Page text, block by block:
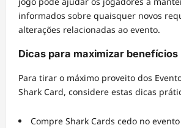
informados sobre quaisquer novos
alterações relacionadas ao evento.
Dicas para maximizar benefícios
Para tirar o máximo proveito dos
Shark Card, considere estas dicas
Compre Shark Cards cedo no